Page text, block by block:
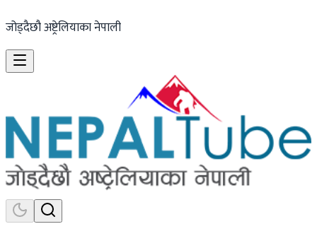
जोड्दैछौ अष्ट्रेलियाका नेपाली